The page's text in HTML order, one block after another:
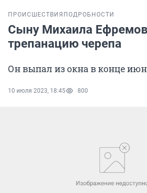
ПРОИСШЕСТВИЯ ПОДРОБНОСТИ
Сыну Михаила
трепанацию черепа
Он выпал из окна в конце
10 июля 2023, 18:45 800